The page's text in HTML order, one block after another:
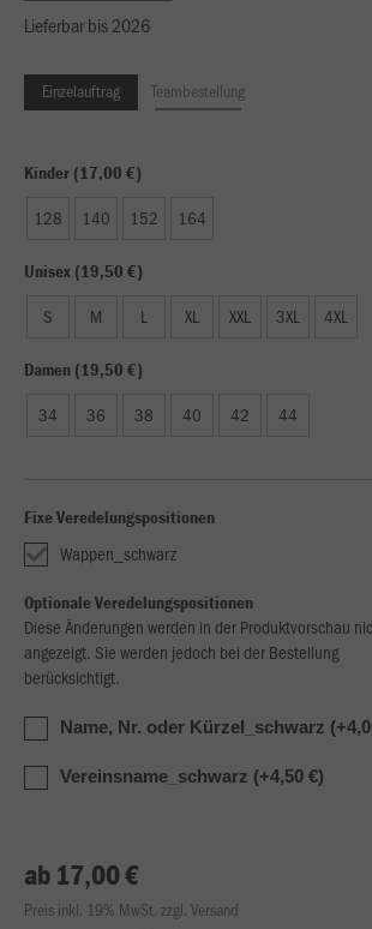
Lieferbar bis 2026
Einzelauftrag Teambestellung
Kinder (17,00 €)
128 140 152 164
Unisex (19,50 €)
S M L XL XXL 3XL 4XL
Damen (19,50 €)
34 36 38 40 42 44
Fixe Veredelungspositionen
Wappen_schwarz
Optionale Veredelungspositionen
Diese Änderungen werden in der Produktvorschau
angezeigt. Sie werden jedoch bei der Bestellung
berücksichtigt.
Name, Nr. oder Kürzel_schwarz
Vereinsname_schwarz (+4,50 €)
ab 17,00 €
Preis inkl. 19% MwSt. zzgl. Versand